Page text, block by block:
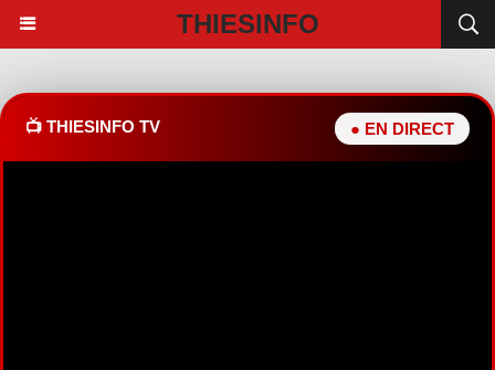
THIESINFO
📺 THIESINFO TV ● EN DIRECT